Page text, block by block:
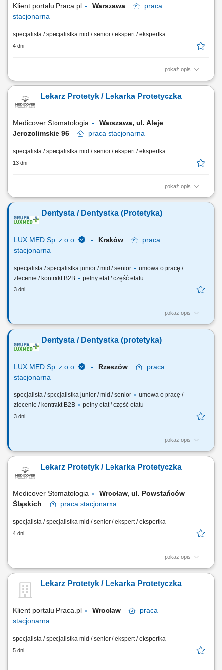
Klient portalu Praca.pl Warszawa
praca
stacjonarna
specjalista / specjalistka mid / senior / ekspert / ekspertka
4 dni
pokaż opis
Diagnozowanie potrzeb pacjentów oraz opracowywanie planów
oraz prac opartych na implantach. Współpraca z interdyscyplinarnym
zespołem specjalistów. Prowadzenie leczenia zgodnie z najwyższymi
Lekarz Protetyk / Lekarka Protetyczka
Medicover Stomatologia
Warszawa, ul. Aleje
Jerozolimskie 96
praca stacjonarna
specjalista / specjalistka mid / senior / ekspert / ekspertka
13 dni
pokaż opis
Opis stanowiska: Prowadzenie konsultacji stomatologicznych w
planów terapii. Wykonywanie prac protetycznych stałych i ruchomych,
dostosowanych do potrzeb pacjentów. Realizacja kompleksowych
Dentysta / Dentystka (Protetyka)
LUX MED Sp. z o.o. Kraków
praca
stacjonarna
specjalista / specjalistka junior / mid / senior
umowa o pracę /
zlecenie / kontrakt B2B
pełny etat / część etatu
3 dni
pokaż opis
Nasze oczekiwania wobec Ciebie: wykształcenie kierunkowe -
widziana specjalizacja z protetyki lub ostatnie lata szkolenia
specjalizacyjnego), doceniamy doświadczenie zawodowe w zakresie
Dentysta / Dentystka (protetyka)
LUX MED Sp. z o.o. Rzeszów
praca
stacjonarna
specjalista / specjalistka junior / mid / senior
umowa o pracę /
zlecenie / kontrakt B2B
pełny etat / część etatu
3 dni
pokaż opis
Nasze oczekiwania wobec Ciebie: wykształcenie kierunkowe -
widziana specjalizacja z protetyki lub ostatnie lata szkolenia
specjalizacyjnego), doceniamy doświadczenie zawodowe w zakresie
Lekarz Protetyk / Lekarka Protetyczka
Medicover Stomatologia
Wrocław, ul. Powstańców
Śląskich
praca stacjonarna
specjalista / specjalistka mid / senior / ekspert / ekspertka
4 dni
pokaż opis
Zapraszamy do współpracy lekarzy dentystów/ lekarki dentystki z
obejmować: prowadzenie konsultacji protetycznych, diagnoza potrzeb
pacjenta i opracowywanie indywidualnych planów leczenia,
Lekarz Protetyk / Lekarka Protetyczka
Klient portalu Praca.pl Wrocław
praca
stacjonarna
specjalista / specjalistka mid / senior / ekspert / ekspertka
5 dni